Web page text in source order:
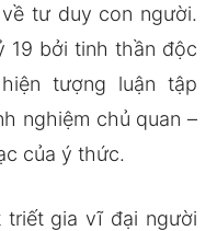
tư duy con người.
19 bởi tinh thần độc
tượng luận tập
nghiệm chủ quan –
của ý thức.
triết gia vĩ đại người